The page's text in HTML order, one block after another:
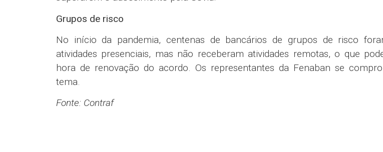
Grupos de risco
No início da pandemia, centenas de bancários de grupos de risco
atividades presenciais, mas não receberam atividades remotas, o que
hora de renovação do acordo. Os representantes da Fenaban se
tema.
Fonte: Contraf